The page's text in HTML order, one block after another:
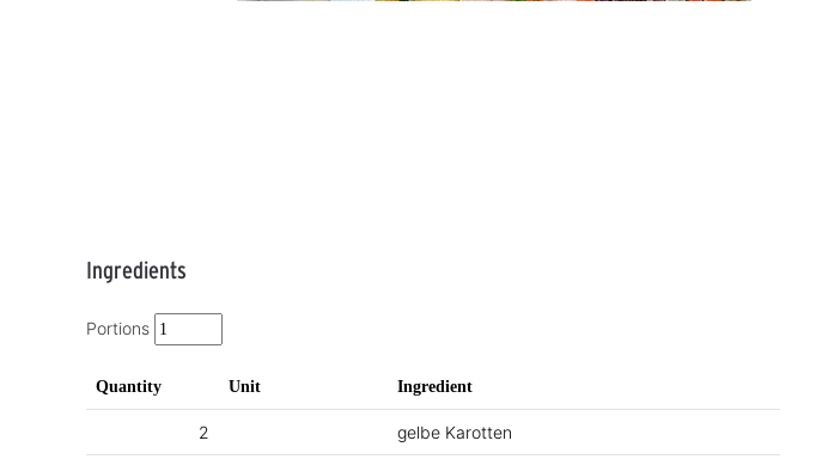
Ingredients
Portions
Quantity Unit Ingredient
2 gelbe Karotten